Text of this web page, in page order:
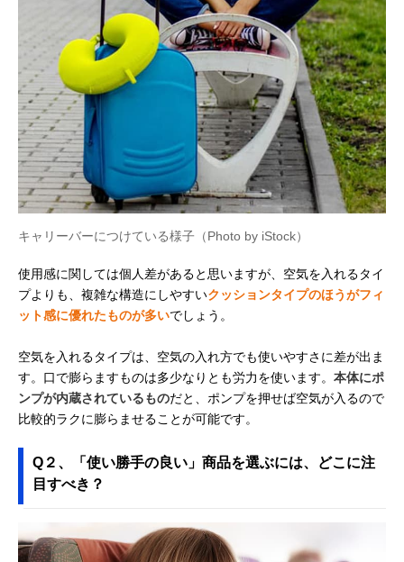
キャリーバーにつけている様子（Photo by iStock）
使用感に関しては個人差があると思いますが、空気を入れるタイ
プよりも、複雑な構造にしやすいクッションタイプのほうがフィ
ット感に優れたものが多いでしょう。
空気を入れるタイプは、空気の入れ方でも使いやすさに差が出ま
す。口で膨らますものは多少なりとも労力を使います。 本体にポ
ンプが内蔵されているものだと、ポンプを押せば空気が入るので
比較的ラクに膨らませることが可能です。
Q２、「使い勝手の良い」商品を選ぶには、どこに注
目すべき？